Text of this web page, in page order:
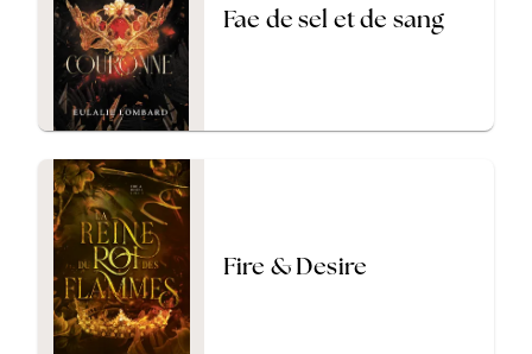
Fae de sel et de sang
Fire & Desire